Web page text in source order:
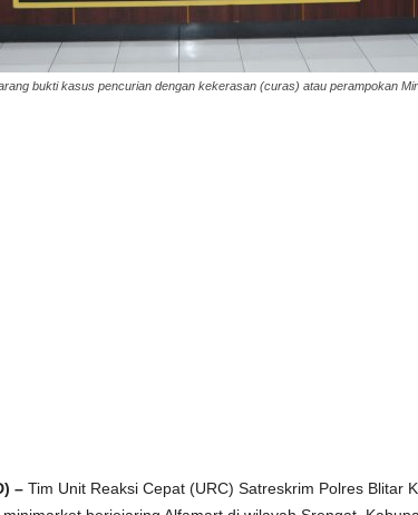
bukti kasus pencurian dengan kekerasan (curas) atau perampokan
– Tim Unit Reaksi Cepat (URC) Satreskrim Polres Blitar